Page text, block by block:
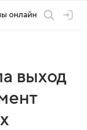
онлайн
выход